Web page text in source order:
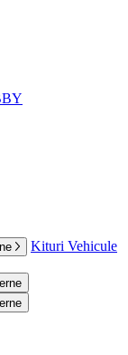
Kituri Vehicule